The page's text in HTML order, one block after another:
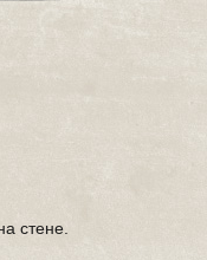
стене.